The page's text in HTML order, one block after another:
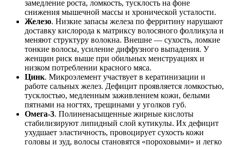
замедление роста, ломкость, тусклость на фоне
снижения мышечной массы и хронической усталости.
Железо. Низкие запасы железа по ферритину нарушают
доставку кислорода к матриксу волосяного фолликула и
меняют структуру волокна. Внешне — сухость, ломкие
тонкие волосы, усиление диффузного выпадения. У
женщин риск выше при обильных менструациях и
низком потреблении красного мяса.
Цинк. Микроэлемент участвует в кератинизации и
работе сальных желез. Дефицит проявляется ломкостью,
тусклостью, медленным заживлением кожи, белыми
пятнами на ногтях, трещинами у уголков губ.
Омега‑3. Полиненасыщенные жирные кислоты
стабилизируют липидный слой кутикулы. Их дефицит
ухудшает эластичность, провоцирует сухость кожи
головы и зуд, волосы становятся «пороховыми» и легко